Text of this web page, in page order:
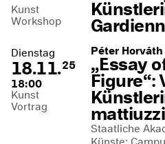
Kunst
Workshop
Dienstag
18.11.25
18:00
Kunst
Vortrag
Péter
„Essay
Figure“:
mattiuzzi
Staatliche